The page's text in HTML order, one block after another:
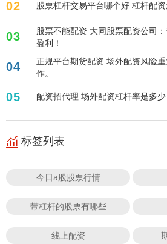
02 股票杠杆交易平台哪个好 杠杆配
03
股票不能配资 大同股票配资公司
盈利！
04
正规平台期货配资 场外配资风险
作。
05 配资招代理 场外配资杠杆率是多少
标签列表
今日a股股票行情
带杠杆的股票有哪些
线上配资